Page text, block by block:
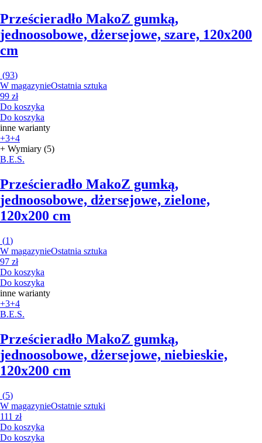
Prześcieradło MakoZ gumką,
jednoosobowe, dżersejowe, szare, 120x200
cm
(93)
W magazynieOstatnia sztuka
99 zł
Do koszyka
Do koszyka
inne warianty
+3+4
+ Wymiary (5)
B.E.S.
Prześcieradło MakoZ gumką,
jednoosobowe, dżersejowe, zielone,
120x200 cm
(1)
W magazynieOstatnia sztuka
97 zł
Do koszyka
Do koszyka
inne warianty
+3+4
B.E.S.
Prześcieradło MakoZ gumką,
jednoosobowe, dżersejowe, niebieskie,
120x200 cm
(5)
W magazynieOstatnie sztuki
111 zł
Do koszyka
Do koszyka